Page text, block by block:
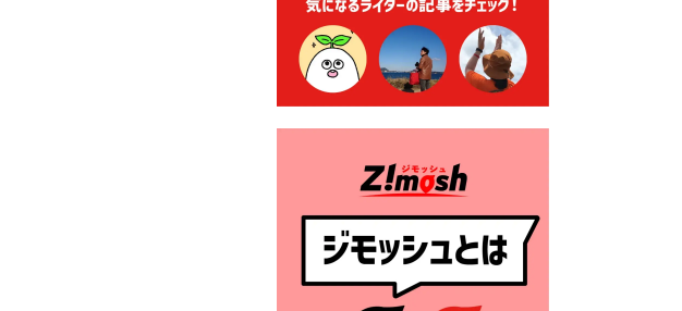
ーナー」について
2026年7月1日 豊前市民プール
一般開放
（令和８年４月１日施行）
格改定
2026年6月23日 公告一覧（市
内業者対象）を更新しまし